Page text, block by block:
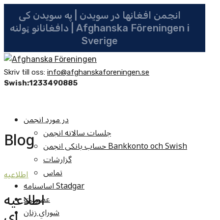
انجمن افغانها در سویدن | په سویدن کی
دافغانانو ټولنه | Afghanska Föreningen i
Sverige
Skriv till oss: info@afghanskaforeningen.se
Swish:1233490885
در مورد انجمن
جلسات سالانه انجمن
حساب بانکی انجمن Bankkonto och Swish
گزارشات
تماس
اساسنامه Stadgar
عضویت
شوراي زنان
Blog
اطلاعيه
اطلاعیه